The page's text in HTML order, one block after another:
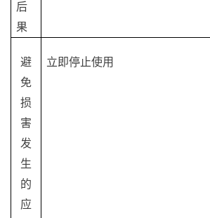
后
果
避
免
损
害
发
生
的
应
立即停止使用